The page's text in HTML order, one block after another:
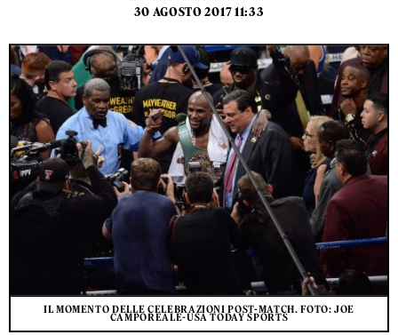
30 AGOSTO 2017 11:33
IL MOMENTO DELLE CELEBRAZIONI POST-MATCH. FOTO: JOE
CAMPOREALE-USA TODAY SPORTS